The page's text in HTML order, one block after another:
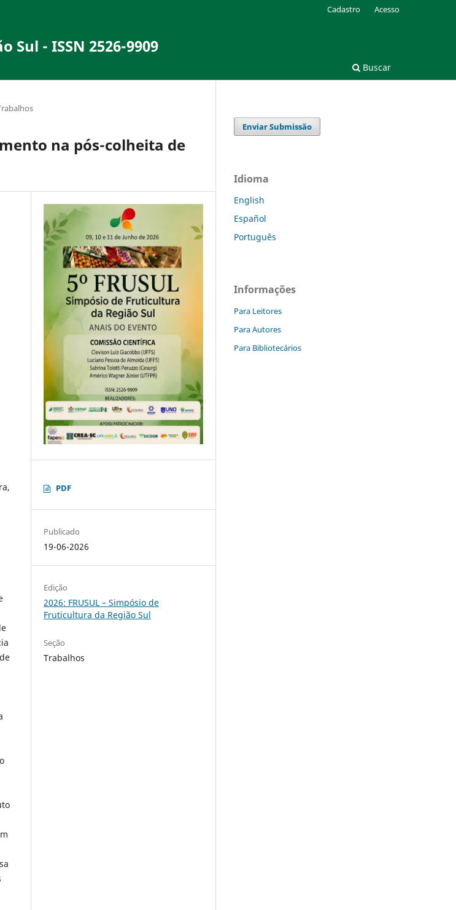
Sul - ISSN 2526-9909
Buscar
Cadastro Acesso
na pós-colheita de
PDF
Publicado
19-06-2026
Edição
2026: FRUSUL – Simpósio de
Fruticultura da Região Sul
Seção
Trabalhos
Enviar Submissão
Idioma
English
Español
Português
Informações
Para Leitores
Para Autores
Para Bibliotecários